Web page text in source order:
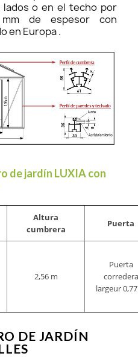
o en el techo por
de espesor con
en Europa .
de jardín LUXIA con
Altura
cumbrera
Puerta
2,56 m
Puerta
corredera
largeur
DE JARDÍN